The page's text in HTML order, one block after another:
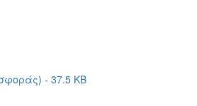
- 37.5 KB